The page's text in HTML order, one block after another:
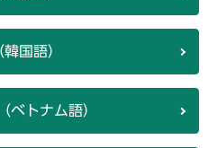
国語）
ベトナム語）